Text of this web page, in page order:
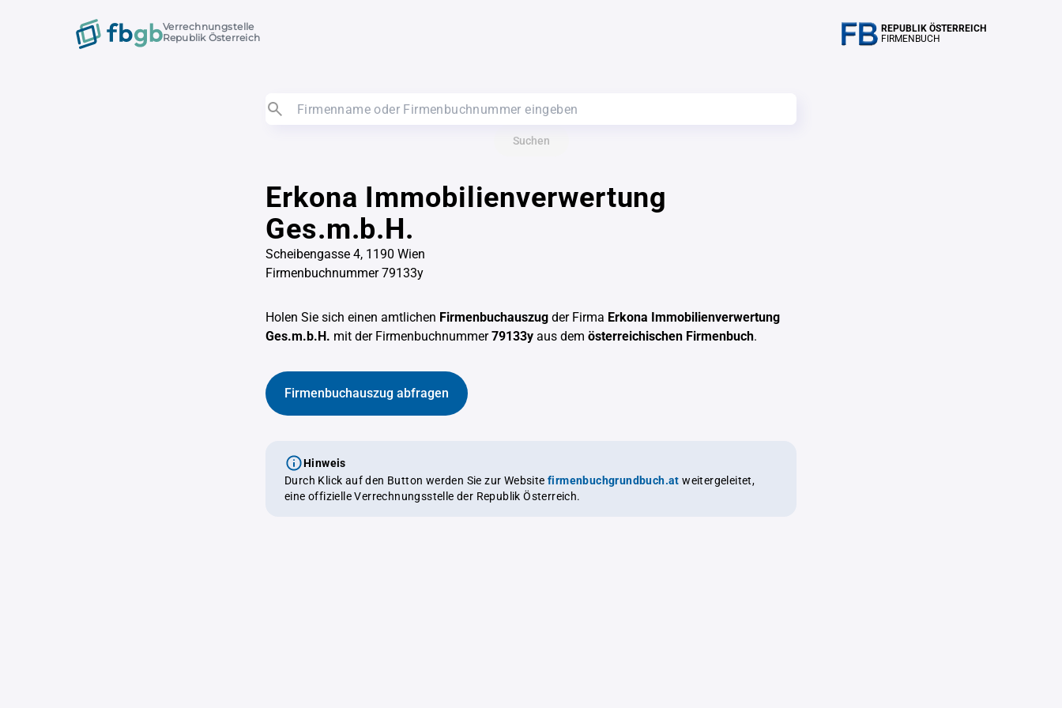
Verrechnungstelle
Republik Österreich
REPUBLIK ÖSTERREICH
FIRMENBUCH
Suchen
Erkona Immobilienverwertung
Ges.m.b.H.
Scheibengasse 4, 1190 Wien
Firmenbuchnummer 79133y
Holen Sie sich einen amtlichen Firmenbuchauszug der Firma Erkona Immobilienverwertung
Ges.m.b.H. mit der Firmenbuchnummer79133y aus dem österreichischen Firmenbuch.
Firmenbuchauszug abfragen
Hinweis
Durch Klick auf den Button werden Sie zur Website firmenbuchgrundbuch.at weitergeleitet,
eine offizielle Verrechnungsstelle der Republik Österreich.